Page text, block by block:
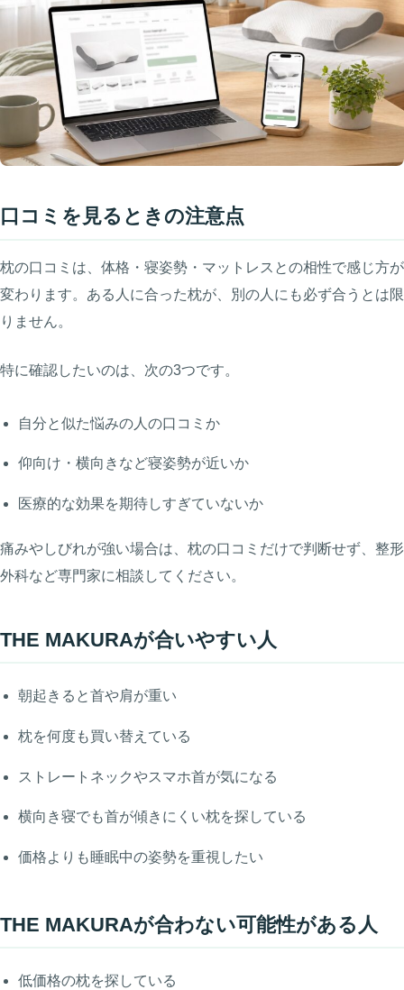
口コミを見るときの注意点
枕の口コミは、体格・寝姿勢・マットレスとの相性で感じ方が
変わります。ある人に合った枕が、別の人にも必ず合うとは限
りません。
特に確認したいのは、次の3つです。
自分と似た悩みの人の口コミか
仰向け・横向きなど寝姿勢が近いか
医療的な効果を期待しすぎていないか
痛みやしびれが強い場合は、枕の口コミだけで判断せず、整形
外科など専門家に相談してください。
THE MAKURAが合いやすい人
朝起きると首や肩が重い
枕を何度も買い替えている
ストレートネックやスマホ首が気になる
横向き寝でも首が傾きにくい枕を探している
価格よりも睡眠中の姿勢を重視したい
THE MAKURAが合わない可能性がある人
低価格の枕を探している